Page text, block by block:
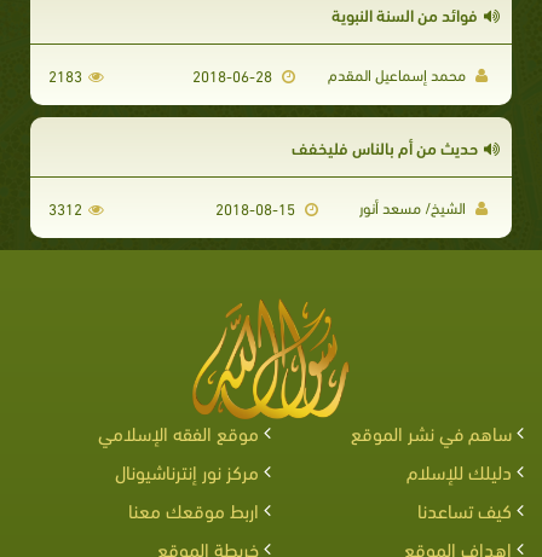
فوائد من السنة النبوية
محمد إسماعيل المقدم 2018-06-28
2183
حديث من أم بالناس فليخفف
الشيخ/ مسعد أنور 3312
ساهم في نشر الموقع
موقع الفقه الإسلامي
دليلك للإسلام
مركز نور إنترناشيونال
كيف تساعدنا
اربط موقعك معنا
اهداف الموقع
خريطة الموقع